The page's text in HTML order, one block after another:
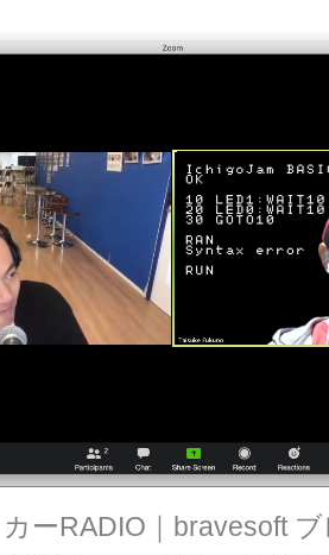
ーRADIO｜bravesoft